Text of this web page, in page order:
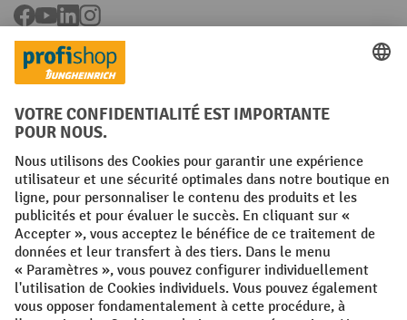
Facebook
YouTubeLinkedInInstagram
Langues
FR NL
Conditions générales Mentions légales
Protection des Données Politique de cookies
All prices excl. VAT plusshipping costsand possible delivery charges,
if not stated otherwise.